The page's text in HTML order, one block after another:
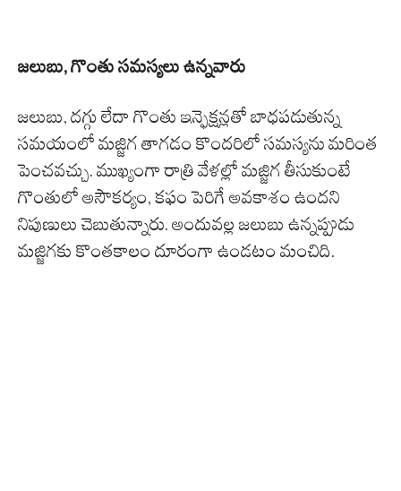
జలుబు, గొంతు సమస్యలు ఉన్నవారు
జలుబు, దగ్గు లేదా గొంతు ఇన్ఫెక్షన్లతో బాధపడుతున్న
సమయంలో మజ్జిగ తాగడం కొందరిలో సమస్యను మరింత
పెంచవచ్చు. ముఖ్యంగా రాత్రి వేళల్లో మజ్జిగ తీసుకుంటే
గొంతులో అసౌకర్యం, కఫం పెరిగే అవకాశం ఉందని
నిపుణులు చెబుతున్నారు. అందువల్ల జలుబు ఉన్నప్పుడు
మజ్జిగకు కొంతకాలం దూరంగా ఉండటం మంచిది.